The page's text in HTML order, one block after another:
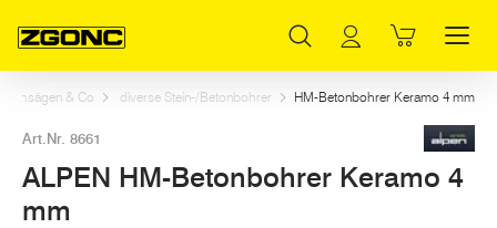
& Co diverse Stein-/Betonbohrer HM-Betonbohrer Keramo 4 mm
Art.Nr. 8661
ALPEN HM-Betonbohrer Keramo 4
mm